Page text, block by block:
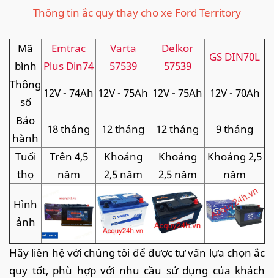
Thông tin ắc quy thay cho xe Ford Territory
Mã
bình
Emtrac
Plus Din74
Varta
57539
Delkor
57539
GS DIN70L
Thông
số
12V - 74Ah 12V - 75Ah 12V - 75Ah
12V - 70Ah
Bảo
hành
18 tháng 12 tháng 12 tháng
9 tháng
Tuổi
thọ
Trên 4,5
năm
Khoảng
2,5 năm
Khoảng
2,5 năm
Khoảng 2,5
năm
Hình
ảnh
Hãy liên hệ với chúng tôi để được tư vấn lựa chọn ắc
quy tốt, phù hợp với nhu cầu sử dụng của khách